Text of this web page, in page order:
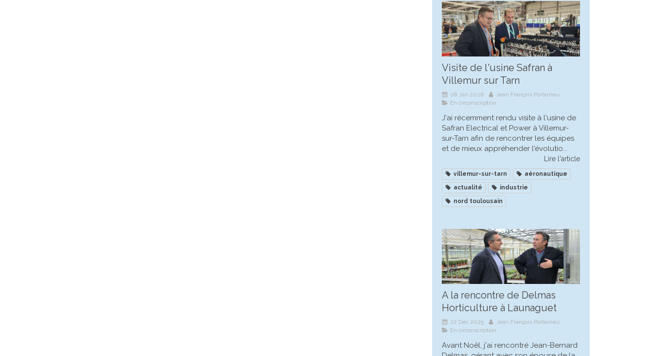
Visite de l'usine Safran à
Villemur sur Tarn
08 Jan 2026
Jean François Portarrieu
En circonscription
J'ai récemment rendu visite à l'usine de
Safran Electrical et Power à Villemur-
sur-Tarn afin de rencontrer les équipes
et de mieux appréhender l'évolutio...
Lire l'article
villemur-sur-tarn
aéronautique
actualité
industrie
nord toulousain
A la rencontre de Delmas
Horticulture à Launaguet
22 Déc 2025
Jean François Portarrieu
En circonscription
Avant Noêl, j'ai rencontré Jean-Bernard